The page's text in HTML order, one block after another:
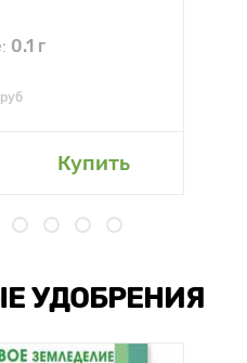
0.1 г
руб
Купить
УДОБРЕНИЯ